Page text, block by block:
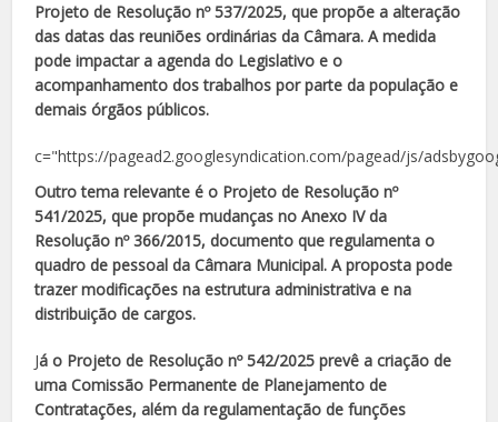
Projeto de Resolução nº 537/2025, que propõe a alteração
das datas das reuniões ordinárias da Câmara. A medida
pode impactar a agenda do Legislativo e o
acompanhamento dos trabalhos por parte da população e
demais órgãos públicos.
c="https://pagead2.googlesyndication.com/pagead/js/
Outro tema relevante é o Projeto de Resolução nº
541/2025, que propõe mudanças no Anexo IV da
Resolução nº 366/2015, documento que regulamenta o
quadro de pessoal da Câmara Municipal. A proposta pode
trazer modificações na estrutura administrativa e na
distribuição de cargos.
Já o Projeto de Resolução nº 542/2025 prevê a criação de
uma Comissão Permanente de Planejamento de
Contratações, além da regulamentação de funções